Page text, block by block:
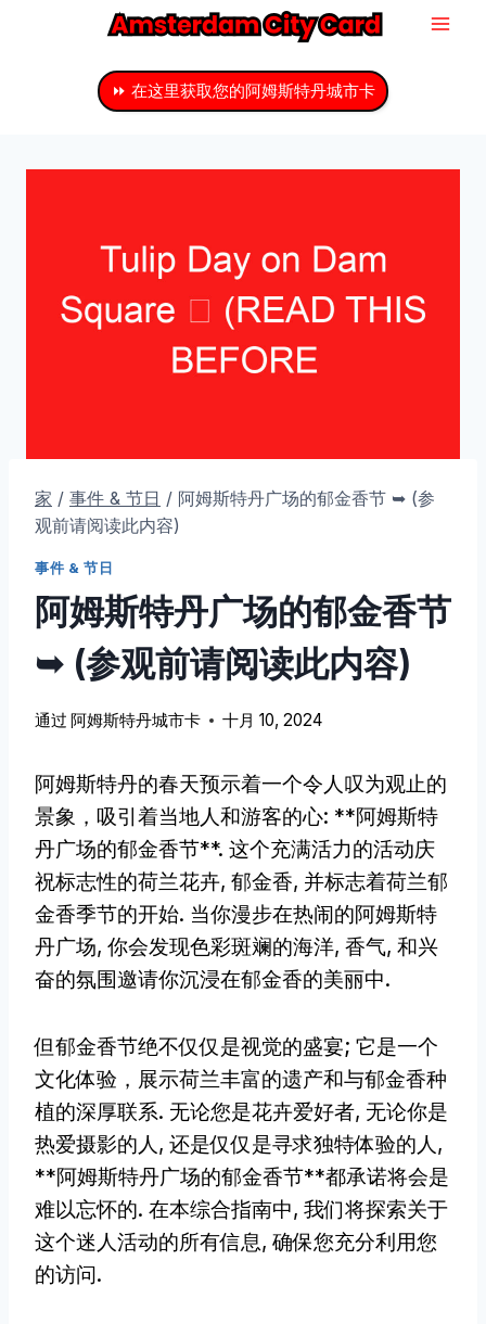
⏩ 在这里获取您的阿姆斯特丹城市卡
家 / 事件 & 节日 / 阿姆斯特丹广场的郁金香节 ➥ (参
观前请阅读此内容)
事件 & 节日
阿姆斯特丹广场的郁金香节
➥ (参观前请阅读此内容)
通过 阿姆斯特丹城市卡 十月 10, 2024
阿姆斯特丹的春天预示着一个令人叹为观止的
景象，吸引着当地人和游客的心: **阿姆斯特
丹广场的郁金香节**. 这个充满活力的活动庆
祝标志性的荷兰花卉, 郁金香, 并标志着荷兰郁
金香季节的开始. 当你漫步在热闹的阿姆斯特
丹广场, 你会发现色彩斑斓的海洋, 香气, 和兴
奋的氛围邀请你沉浸在郁金香的美丽中.
但郁金香节绝不仅仅是视觉的盛宴; 它是一个
文化体验，展示荷兰丰富的遗产和与郁金香种
植的深厚联系. 无论您是花卉爱好者, 无论你是
热爱摄影的人, 还是仅仅是寻求独特体验的人,
**阿姆斯特丹广场的郁金香节**都承诺将会是
难以忘怀的. 在本综合指南中, 我们将探索关于
这个迷人活动的所有信息, 确保您充分利用您
的访问.